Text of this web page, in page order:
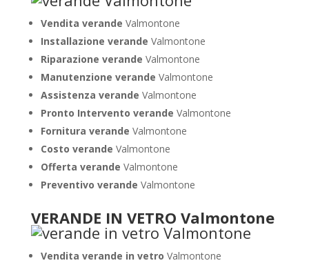
Vendita verande Valmontone
Installazione verande Valmontone
Riparazione verande Valmontone
Manutenzione verande Valmontone
Assistenza verande Valmontone
Pronto Intervento verande Valmontone
Fornitura verande Valmontone
Costo verande Valmontone
Offerta verande Valmontone
Preventivo verande Valmontone
VERANDE IN VETRO Valmontone
Vendita verande in vetro Valmontone